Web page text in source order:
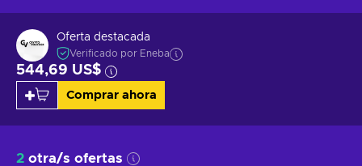
Oferta destacada
Verificado por Eneba
544,69 US$
Comprar ahora
2 otra/s ofertas